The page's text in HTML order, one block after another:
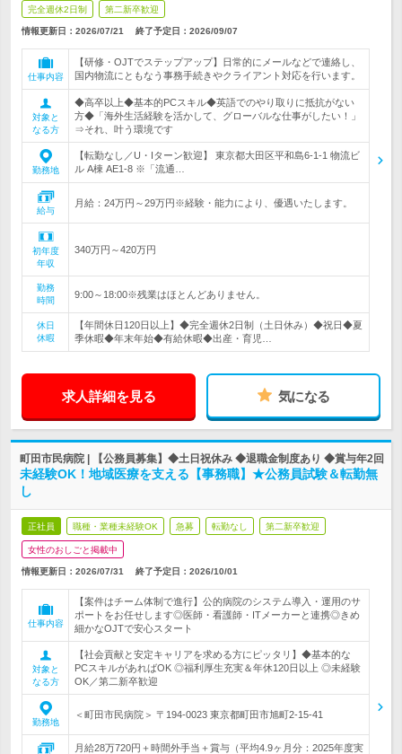
完全週休2日制 第二新卒歓迎
情報更新日：2026/07/21 終了予定日： 2026/09/07
仕事内容
【研修・OJTでステップアップ】日常的にメールなどで連絡し、
国内物流にともなう事務手続きやクライアント対応を行います。
対象と
なる方
◆高卒以上◆基本的PCスキル◆英語でのやり取りに抵抗がない
方◆「海外生活経験を活かして、グローバルな仕事がしたい！」
⇒それ、叶う環境です
勤務地
【転勤なし／U・Iターン歓迎】 東京都大田区平和島6-1-1 物流ビ
ル A棟 AE1-8 ※「流通…
給与
月給：24万円～29万円※経験・能力により、優遇いたします。
初年度
年収
340万円～420万円
勤務
時間
9:00～18:00※残業はほとんどありません。
休日
休暇
【年間休日120日以上】◆完全週休2日制（土日休み）◆祝日◆夏
季休暇◆年末年始◆有給休暇◆出産・育児…
求人詳細を見る 気になる
町田市民病院 | 【公務員募集】◆土日祝休み ◆退職金制度あり ◆賞与年2回
未経験OK！地域医療を支える【事務職】★公務員試験＆転勤無
し
正社員 職種・業種未経験OK 急募 転勤なし 第二新卒歓迎
女性のおしごと掲載中
情報更新日：2026/07/31 終了予定日： 2026/10/01
仕事内容
【案件はチーム体制で進行】公的病院のシステム導入・運用のサ
ポートをお任せします◎医師・看護師・ITメーカーと連携◎きめ
細かなOJTで安心スタート
対象と
なる方
【社会貢献と安定キャリアを求める方にピッタリ】◆基本的な
PCスキルがあればOK ◎福利厚生充実＆年休120日以上 ◎未経験
OK／第二新卒歓迎
勤務地
＜町田市民病院＞ 〒194-0023 東京都町田市旭町2-15-41
月給28万720円＋時間外手当＋賞与（平均4.9ヶ月分：2025年度実